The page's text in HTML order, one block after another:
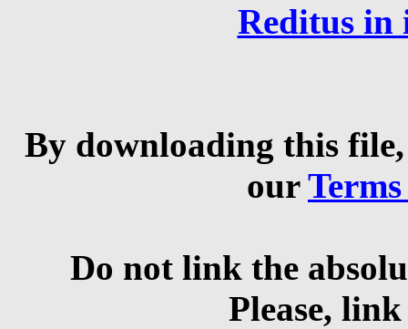
Reditus in
By downloading this
our
Do not link the
Please,